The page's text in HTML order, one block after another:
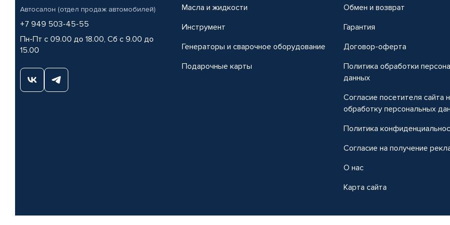
Автосалон (отдел продаж автомобилей)
+7 949 503-45-55
Пн-Пт с 09.00 до 18.00, Сб с 9.00 до
15.00
Масла и жидкости
Инструмент
Генераторы и сварочное оборудование
Подарочные карты
Обмен и возврат
Гарантия
Договор-оферта
Политика обработки
данных
Согласие посетителя сайта
обработку персональных
Политика
Согласие на получение
О нас
Карта сайта